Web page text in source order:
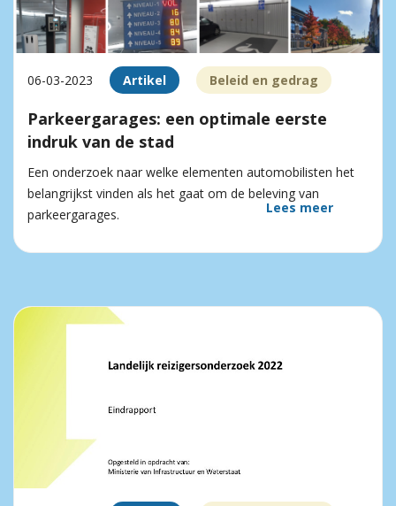
06-03-2023 Artikel Beleid en gedrag
Parkeergarages: een optimale eerste
indruk van de stad
Een onderzoek naar welke elementen automobilisten het
belangrijkst vinden als het gaat om de beleving van
parkeergarages.
Lees meer